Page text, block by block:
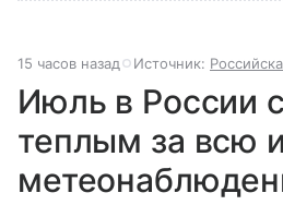
15 часов назад Источник:
Июль в России
теплым за всю